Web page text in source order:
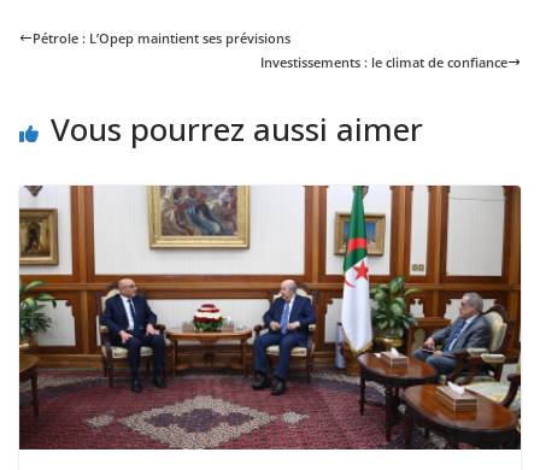
Pétrole : L’Opep maintient ses prévisions
Investissements : le climat de confiance
Vous pourrez aussi aimer